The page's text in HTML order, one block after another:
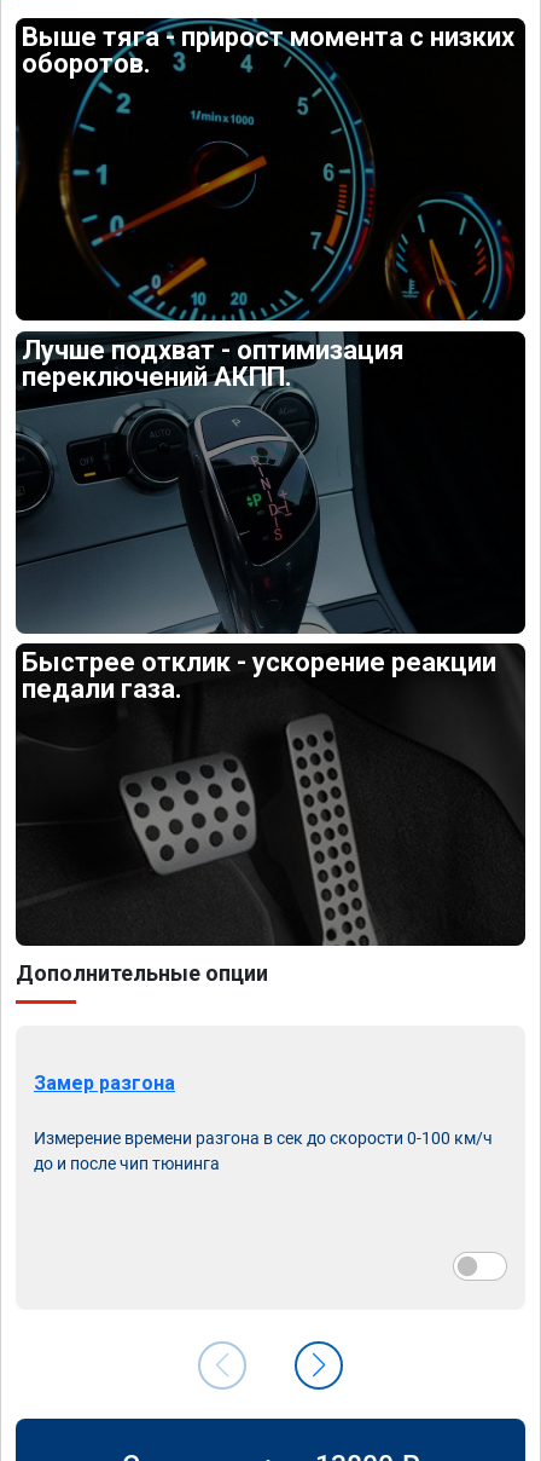
Выше тяга - прирост момента с низких
оборотов.
Лучше подхват - оптимизация
переключений АКПП.
Быстрее отклик - ускорение реакции
педали газа.
Дополнительные опции
Замер разгона
Измерение времени разгона в сек до скорости 0-100 км/ч
до и после чип тюнинга